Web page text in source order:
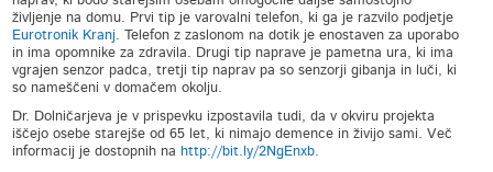
življenje na domu. Prvi tip je varovalni telefon, ki ga je razvilo podjetje
Eurotronik Kranj. Telefon z zaslonom na dotik je enostaven za uporabo
in ima opomnike za zdravila. Drugi tip naprave je pametna ura, ki ima
vgrajen senzor padca, tretji tip naprav pa so senzorji gibanja in luči, ki
so nameščeni v domačem okolju.
Dr. Dolničarjeva je v prispevku izpostavila tudi, da v okviru projekta
iščejo osebe starejše od 65 let, ki nimajo demence in živijo sami. Več
informacij je dostopnih na http://bit.ly/2NgEnxb.